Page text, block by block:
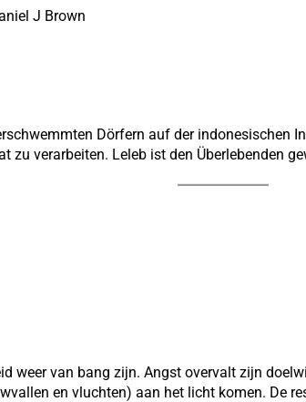
J Brown
Dörfern auf der indonesischen
zu verarbeiten. Leleb ist den Überlebenden
weer van bang zijn. Angst overvalt zijn
en vluchten) aan het licht komen. De